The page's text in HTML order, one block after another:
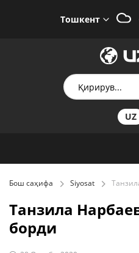
Тошкент
UZ
Бош саҳифа Siyosat
Танзила
борди